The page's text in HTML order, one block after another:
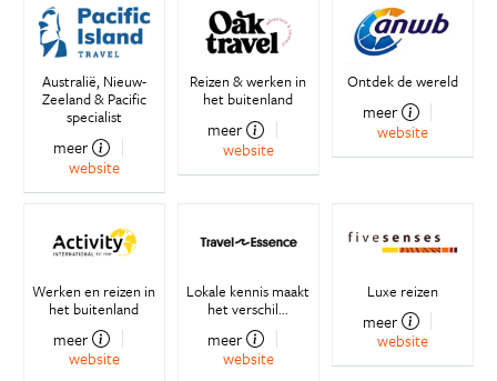
Australië, Nieuw-
Zeeland & Pacific
specialist
meer
website
Reizen & werken in
het buitenland
meer
website
Ontdek de wereld
meer
website
Werken en reizen in
het buitenland
meer
website
Lokale kennis maakt
het verschil...
meer
website
Luxe reizen
meer
website